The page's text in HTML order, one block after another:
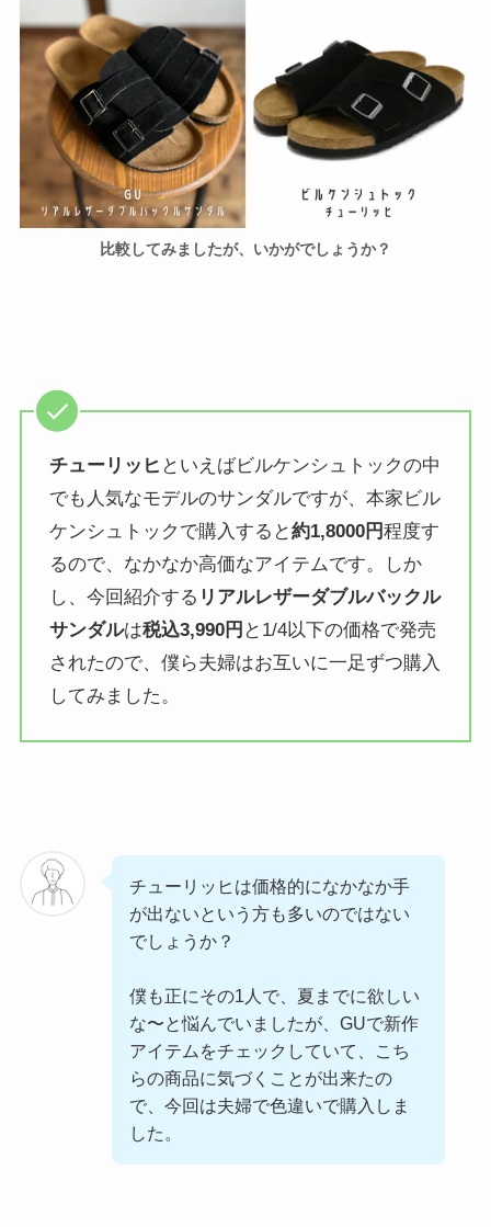
比較してみましたが、いかがでしょうか？
チューリッヒ といえばビルケンシュトックの中
でも人気なモデルのサンダルですが、本家ビル
ケンシュトックで購入すると約1,8000円程度す
るので、なかなか高価なアイテムです。しか
し、今回紹介する リアルレザーダブルバックル
サンダルは税込3,990円 と1/4以下の価格で発売
されたので、僕ら夫婦はお互いに一足ずつ購入
してみました。
チューリッヒは価格的になかなか手
が出ないという方も多いのではない
でしょうか？
僕も正にその1人で、夏までに欲しい
な〜と悩んでいましたが、GUで新作
アイテムをチェックしていて、こち
らの商品に気づくことが出来たの
で、今回は夫婦で色違いで購入しま
した。